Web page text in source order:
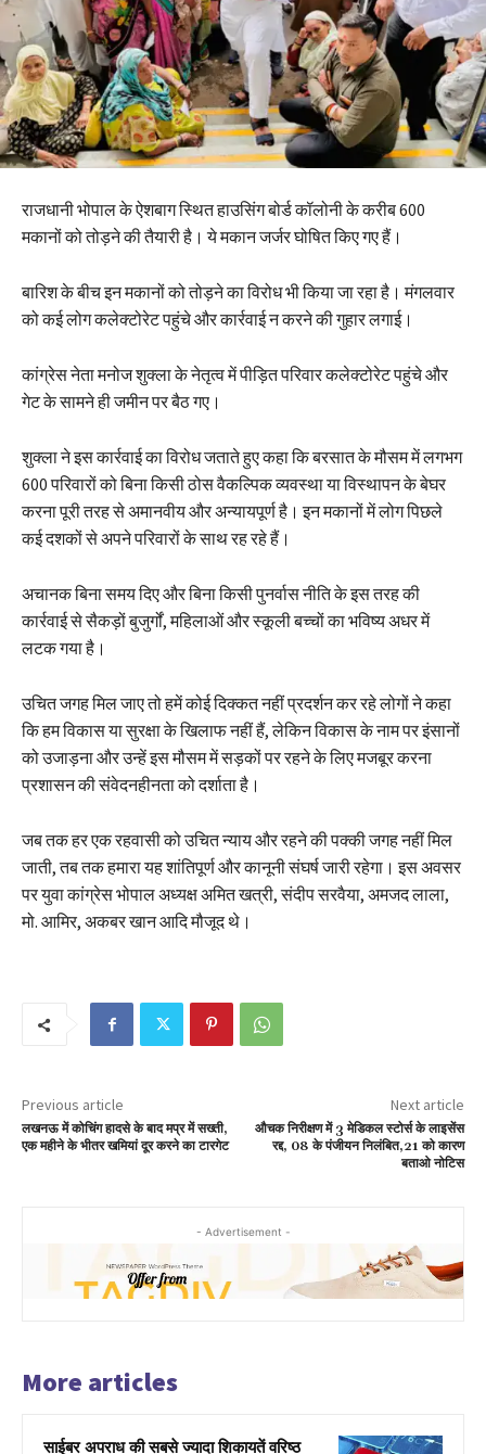
राजधानी भोपाल के ऐशबाग स्थित हाउसिंग बोर्ड कॉलोनी के करीब 600
मकानों को तोड़ने की तैयारी है। ये मकान जर्जर घोषित किए गए हैं।
बारिश के बीच इन मकानों को तोड़ने का विरोध भी किया जा रहा है। मंगलवार
को कई लोग कलेक्टोरेट पहुंचे और कार्रवाई न करने की गुहार लगाई।
कांग्रेस नेता मनोज शुक्ला के नेतृत्व में पीड़ित परिवार कलेक्टोरेट पहुंचे और
गेट के सामने ही जमीन पर बैठ गए।
शुक्ला ने इस कार्रवाई का विरोध जताते हुए कहा कि बरसात के मौसम में लगभग
600 परिवारों को बिना किसी ठोस वैकल्पिक व्यवस्था या विस्थापन के बेघर
करना पूरी तरह से अमानवीय और अन्यायपूर्ण है। इन मकानों में लोग पिछले
कई दशकों से अपने परिवारों के साथ रह रहे हैं।
अचानक बिना समय दिए और बिना किसी पुनर्वास नीति के इस तरह की
कार्रवाई से सैकड़ों बुजुर्गों, महिलाओं और स्कूली बच्चों का भविष्य अधर में
लटक गया है।
उचित जगह मिल जाए तो हमें कोई दिक्कत नहीं प्रदर्शन कर रहे लोगों ने कहा
कि हम विकास या सुरक्षा के खिलाफ नहीं हैं, लेकिन विकास के नाम पर इंसानों
को उजाड़ना और उन्हें इस मौसम में सड़कों पर रहने के लिए मजबूर करना
प्रशासन की संवेदनहीनता को दर्शाता है।
जब तक हर एक रहवासी को उचित न्याय और रहने की पक्की जगह नहीं मिल
जाती, तब तक हमारा यह शांतिपूर्ण और कानूनी संघर्ष जारी रहेगा। इस अवसर
पर युवा कांग्रेस भोपाल अध्यक्ष अमित खत्री, संदीप सरवैया, अमजद लाला,
मो. आमिर, अकबर खान आदि मौजूद थे।
Previous article
लखनऊ में कोचिंग हादसे के बाद मप्र में सख्ती,
एक महीने के भीतर खमियां दूर करने का टारगेट
Next article
औचक निरीक्षण में 3 मेडिकल स्टोर्स के लाइसेंस
रद्द, 08 के पंजीयन निलंबित,21 को कारण
बताओ नोटिस
- Advertisement -
More articles
साईबर अपराध की सबसे ज्यादा शिकायतें वरिष्ठ